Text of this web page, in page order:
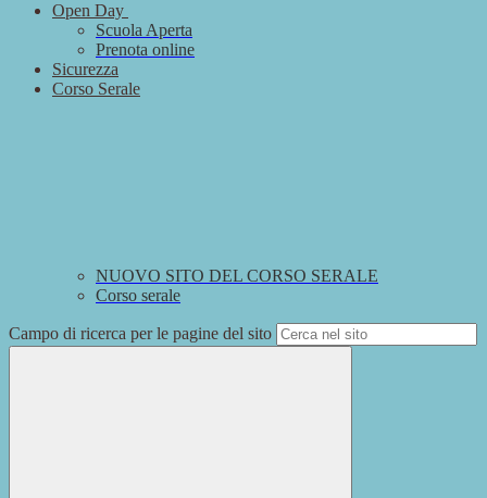
Open Day
Scuola Aperta
Prenota online
Sicurezza
Corso Serale
NUOVO SITO DEL CORSO SERALE
Corso serale
Campo di ricerca per le pagine del sito